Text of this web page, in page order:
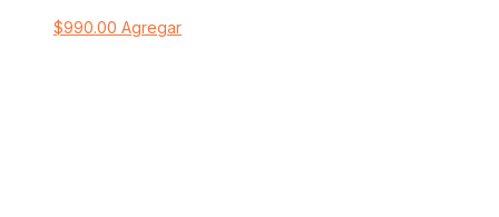
$990.00 Agregar